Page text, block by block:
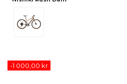
-1 000,00 kr